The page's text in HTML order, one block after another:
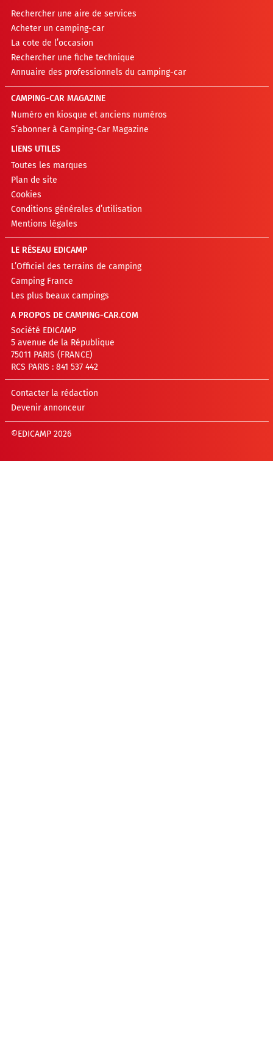
Rechercher une aire de services
Acheter un camping-car
La cote de l’occasion
Rechercher une fiche technique
Annuaire des professionnels du camping-car
CAMPING-CAR MAGAZINE
Numéro en kiosque et anciens numéros
S’abonner à Camping-Car Magazine
LIENS UTILES
Toutes les marques
Plan de site
Cookies
Conditions générales d’utilisation
Mentions légales
LE RÉSEAU EDICAMP
L’Officiel des terrains de camping
Camping France
Les plus beaux campings
A PROPOS DE CAMPING-CAR.COM
Société EDICAMP
5 avenue de la République
75011 PARIS (FRANCE)
RCS PARIS : 841 537 442
Contacter la rédaction
Devenir annonceur
©EDICAMP 2026